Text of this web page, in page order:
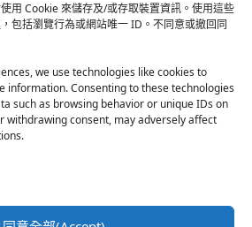
用 Cookie 來儲存及/或存取裝置資訊。使用這些
包括瀏覽行為或網站唯一 ID。不同意或撤回同
we use technologies like cookies to
information. Consenting to these technologies
such as browsing behavior or unique IDs on
withdrawing consent, may adversely affect
二自私情勒大家陪他圓夢，但